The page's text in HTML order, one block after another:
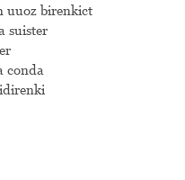
uuoz birenkict
suister
conda